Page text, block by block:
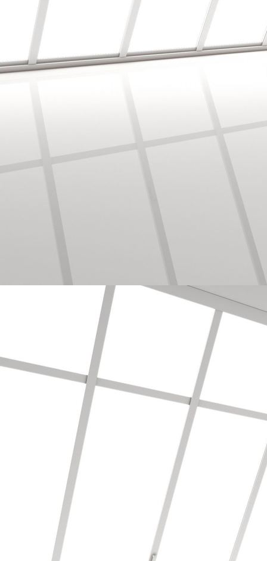
Bodenbearbeitung mit Vinyl
Bodenbearbeitung/Vinyl